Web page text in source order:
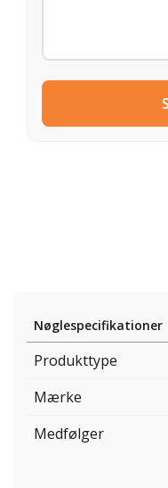
Nøglespecifikationer
Produkttype
Mærke
Medfølger